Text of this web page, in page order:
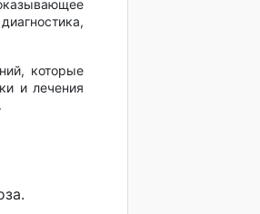
которые
и лечения